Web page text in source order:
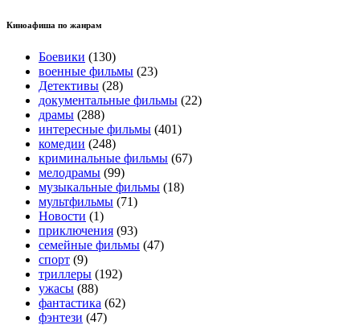
Киноафиша по жанрам
Боевики (130)
военные фильмы (23)
Детективы (28)
документальные фильмы (22)
драмы (288)
интересные фильмы (401)
комедии (248)
криминальные фильмы (67)
мелодрамы (99)
музыкальные фильмы (18)
мультфильмы (71)
Новости (1)
приключения (93)
семейные фильмы (47)
спорт (9)
триллеры (192)
ужасы (88)
фантастика (62)
фэнтези (47)